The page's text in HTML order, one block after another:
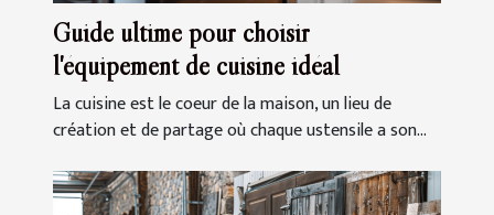
Guide ultime pour choisir
l'équipement de cuisine idéal
La cuisine est le coeur de la maison, un lieu de
création et de partage où chaque ustensile a son...